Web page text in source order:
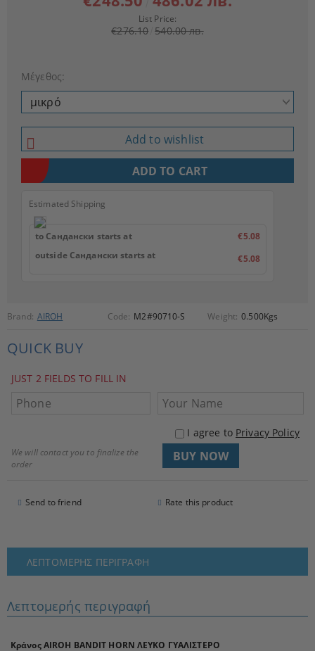
Brand: AIROH Code: M2#90710-S Weight: 0.500Kgs
QUICK BUY
JUST 2 FIELDS TO FILL IN
I agree to Privacy Policy
We will contact you to finalize the
order
Send to friend Rate this product
List Price:
€276.10 540.00 лв.
Μέγεθος:
Add to wishlist
Estimated Shipping
to Сандански starts at
€5.08
outside Сандански starts at
€5.08
ΛΕΠΤΟΜΕΡΉΣ ΠΕΡΙΓΡΑΦΉ
Λεπτομερής περιγραφή
Κράνος AIROH BANDIT HORN ΛΕΥΚΟ ΓΥΑΛΙΣΤΕΡΟ